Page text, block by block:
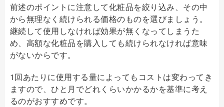
前述のポイントに注意して化粧品を絞り込み、その中
から無理なく続けられる価格のものを選びましょう。
継続して使用しなければ効果が無くなってしまうた
め、高額な化粧品を購入しても続けられなければ意味
がないからです。
1回あたりに使用する量によってもコストは変わってき
ますので、ひと月でどれくらいかかるかを基準に考え
るのがおすすめです。